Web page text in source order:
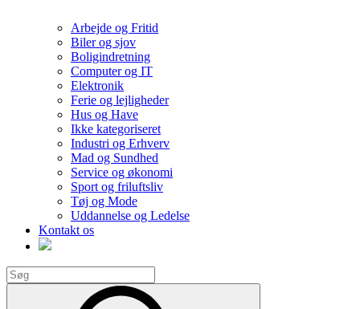
Arbejde og Fritid
Biler og sjov
Boligindretning
Computer og IT
Elektronik
Ferie og lejligheder
Hus og Have
Ikke kategoriseret
Industri og Erhverv
Mad og Sundhed
Service og økonomi
Sport og friluftsliv
Tøj og Mode
Uddannelse og Ledelse
Kontakt os
Search
for: